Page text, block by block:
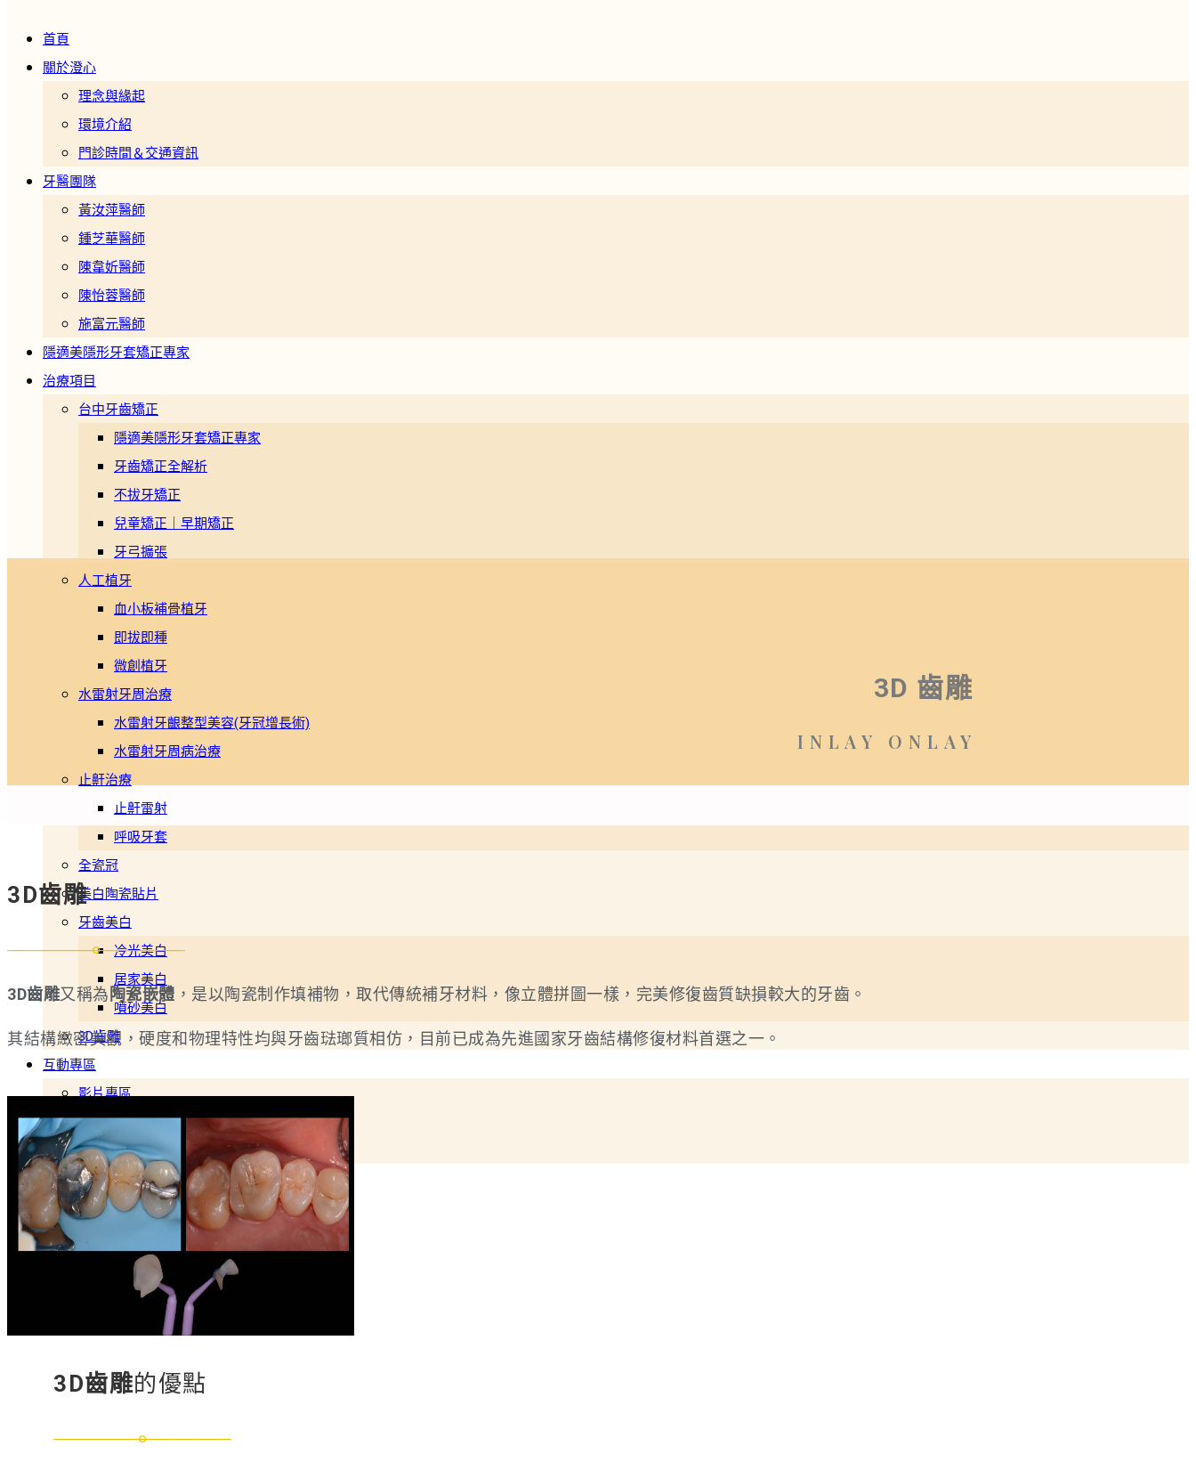
首頁
關於澄心
理念與緣起
環境介紹
門診時間＆交通資訊
牙醫團隊
黃汝萍醫師
鍾芝華醫師
陳韋妡醫師
陳怡蓉醫師
施富元醫師
隱適美隱形牙套矯正專家
治療項目
台中牙齒矯正
隱適美隱形牙套矯正專家
牙齒矯正全解析
不拔牙矯正
兒童矯正｜早期矯正
牙弓擴張
人工植牙
血小板補骨植牙
即拔即種
微創植牙
水雷射牙周治療
水雷射牙齦整型美容(牙冠增長術)
水雷射牙周病治療
止鼾治療
止鼾雷射
呼吸牙套
全瓷冠
美白陶瓷貼片
牙齒美白
冷光美白
居家美白
噴砂美白
3D齒雕
互動專區
影片專區
最新消息
醫療專欄
線上預約
3D 齒雕
INLAY ONLAY
3D齒雕
3D齒雕又稱為 陶瓷嵌體 ，是以陶瓷制作填補物，取代傳統補牙材料，像立體拼圖一樣，完美修復齒質缺損較大的牙齒。
其結構緻密美觀，硬度和物理特性均與牙齒琺瑯質相仿，目前已成為先進國家牙齒結構修復材料首選之一。
3D齒雕的優點